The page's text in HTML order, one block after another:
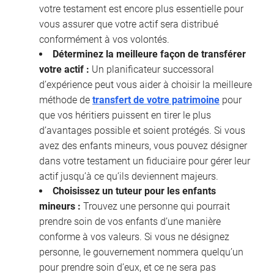
votre testament est encore plus essentielle pour
vous assurer que votre actif sera distribué
conformément à vos volontés.
Déterminez la meilleure façon de transférer
votre actif : Un planificateur successoral
d’expérience peut vous aider à choisir la meilleure
méthode de transfert de votre patrimoine pour
que vos héritiers puissent en tirer le plus
d’avantages possible et soient protégés. Si vous
avez des enfants mineurs, vous pouvez désigner
dans votre testament un fiduciaire pour gérer leur
actif jusqu’à ce qu’ils deviennent majeurs.
Choisissez un tuteur pour les enfants
mineurs : Trouvez une personne qui pourrait
prendre soin de vos enfants d’une manière
conforme à vos valeurs. Si vous ne désignez
personne, le gouvernement nommera quelqu’un
pour prendre soin d’eux, et ce ne sera pas